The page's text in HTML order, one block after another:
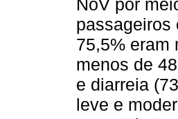
NoV por
passageiros
75,5% eram
menos de
e diarreia
leve e